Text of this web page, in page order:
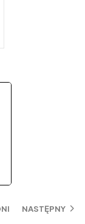
NASTĘPNY